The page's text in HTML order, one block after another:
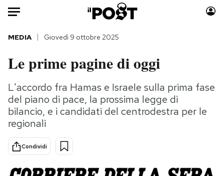
Auto
HOME
Italia
Mondo
Politica
Tecnologia
Internet
Scienza
Cultura
Moda
Libri
Consumismi
Europa
MEDIA Giovedì 9 ottobre 2025
Le prime pagine di oggi
L'accordo fra Hamas e Israele sulla prima fase
del piano di pace, la prossima legge di
bilancio, e i candidati del centrodestra per le
regionali
Condividi